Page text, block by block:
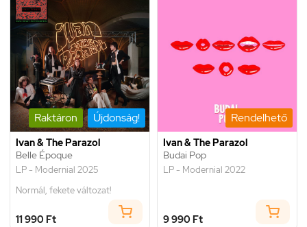
Raktáron Újdonság!
Ivan & The Parazol
Belle Époque
LP - Modernial 2025
Normál, fekete változat!
11 990 Ft
Rendelhető
Ivan & The Parazol
Budai Pop
LP - Modernial 2022
9 990 Ft